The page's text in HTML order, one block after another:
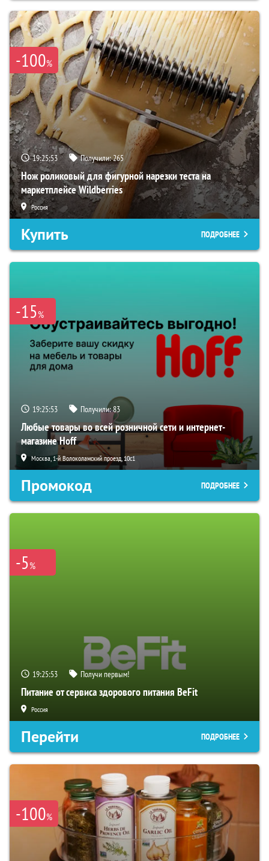
-100%
19:25:52 Получили:265
Нож роликовый для фигурной нарезки теста на
маркетплейсе Wildberries
Россия
Купить ПОДРОБНЕЕ
-15%
19:25:52 Получили:83
Любые товары во всей розничной сети и интернет-
магазине Hoff
Москва, 1-й Волоколамский проезд, 10с1
Промокод ПОДРОБНЕЕ
-5%
19:25:52 Получи первым!
Питание от сервиса здорового питания BeFit
Россия
Перейти ПОДРОБНЕЕ
-100%